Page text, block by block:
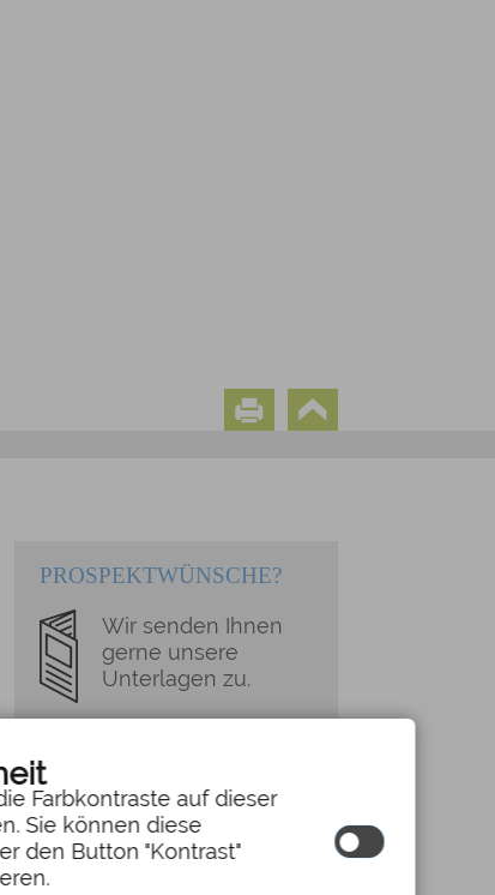
PROSPEKTWÜNSCHE?
Wir senden Ihnen
gerne unsere
Unterlagen zu.
Farbkontraste auf dieser
Sie können diese
den Button "Kontrast"